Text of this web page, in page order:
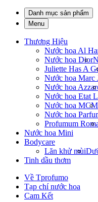
Danh mục sản phẩm
Menu
Thương Hiệu
Nước hoa Al
Nước hoa Dior
Juliette Has A
Nước hoa Marc
Nước hoa
Nước hoa Etat
Nước hoa MCM
Nước hoa
Profumum
Nước hoa Mini
Bodycare
Lăn khử mùi
Tinh dầu thơm
Về Tprofumo
Tạp chí nước hoa
Cam Kết